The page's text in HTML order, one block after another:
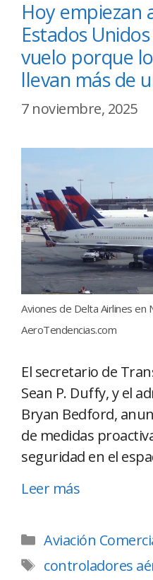
Hoy empiezan
Estados
vuelo porque
llevan más de
7 noviembre, 2025
Aviones de Delta Airlines en
AeroTendencias.com
El secretario de
Sean P. Duffy, y el
Bryan Bedford,
de medidas
seguridad en el
Leer más
Aviación
controladores